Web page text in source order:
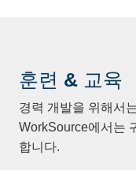
훈련 & 교육
경력 개발을 위해서
WorkSource에서는
합니다.